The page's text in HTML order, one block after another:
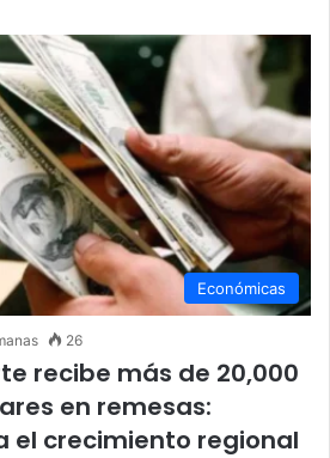
Económicas
26
recibe más de 20,000
en remesas:
el crecimiento regional